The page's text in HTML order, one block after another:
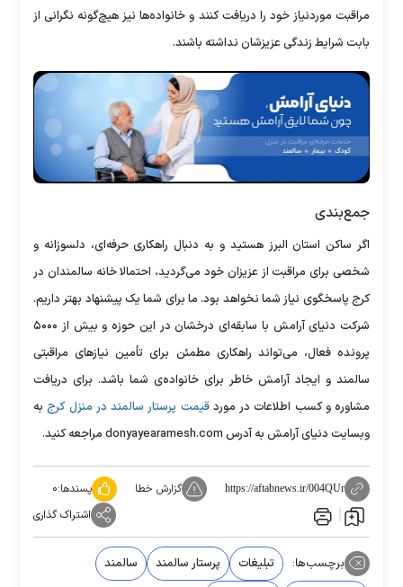
مراقبت موردنیاز خود را دریافت کنند و خانواده‌ها نیز هیچ‌گونه نگرانی از
بابت شرایط زندگی عزیزشان نداشته باشند.
جمع‌بندی
اگر ساکن استان البرز هستید و به دنبال راهکاری حرفه‌ای، دلسوزانه و
شخصی برای مراقبت از عزیزان خود می‌گردید، احتمالا خانه سالمندان در
کرج پاسخگوی نیاز شما نخواهد بود. ما برای شما یک پیشنهاد بهتر داریم.
شرکت دنیای آرامش با سابقه‌ای درخشان در این حوزه و بیش از ۵۰۰۰
پرونده فعال، می‌تواند راهکاری مطمئن برای تأمین نیاز‌های مراقبتی
سالمند و ایجاد آرامش خاطر برای خانواده‌ی شما باشد. برای دریافت
مشاوره و کسب اطلاعات در موردقیمت پرستار سالمند در منزل کرجبه
وبسایت دنیای آرامش به آدرس donyayearamesh.com مراجعه کنید.
https://aftabnews.ir/004QUr گزارش خطا پسندها:۰
اشتراک گذاری
برچسب‌ها: تبلیغات پرستار سالمند
سالمند